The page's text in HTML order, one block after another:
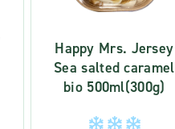
Happy Mrs. Jersey
Sea salted caramel
bio 500ml(300g)